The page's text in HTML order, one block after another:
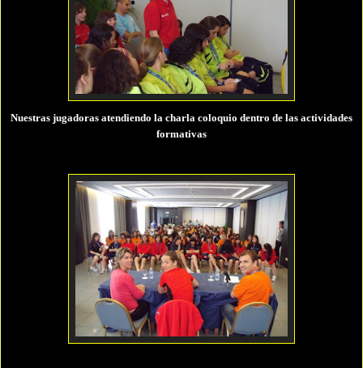
Nuestras jugadoras atendiendo la charla coloquio dentro de las actividades
formativas